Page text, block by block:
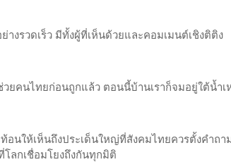
างรวดเร็ว มีทั้งผู้ที่เห็นด้วยและคอมเมนต์เชิงติติง
วยคนไทยก่อนถูกแล้ว ตอนนี้บ้านเราก็จมอยู่ใต้น้ำเ
อนให้เห็นถึงประเด็นใหญ่ที่สังคมไทยควรตั้งคำถ
โลกเชื่อมโยงถึงกันทุกมิติ